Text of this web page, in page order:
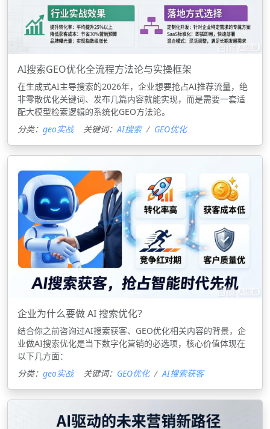
AI搜索GEO优化全流程方法论与实操框架
在生成式AI主导搜索的2026年，企业想要抢占AI推荐流量，绝
非零散优化关键词、发布几篇内容就能实现，而是需要一套适
配大模型检索逻辑的系统化GEO方法论。
分类： geo实战 关键词： AI搜索 GEO优化
企业为什么要做 AI 搜索优化？
结合你之前咨询过AI搜索获客、GEO优化相关内容的背景，企
业做AI搜索优化是当下数字化营销的必选项，核心价值体现在
以下几方面：
分类： geo实战 关键词： GEO优化 AI搜索获客